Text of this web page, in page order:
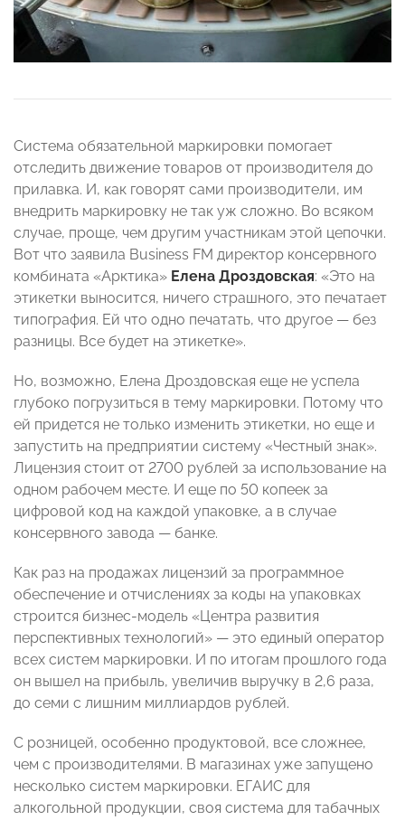
Система обязательной маркировки помогает
отследить движение товаров от производителя до
прилавка. И, как говорят сами производители, им
внедрить маркировку не так уж сложно. Во всяком
случае, проще, чем другим участникам этой цепочки.
Вот что заявила Business FM директор консервного
комбината «Арктика» Елена Дроздовская: «Это на
этикетки выносится, ничего страшного, это печатает
типография. Ей что одно печатать, что другое — без
разницы. Все будет на этикетке».
Но, возможно, Елена Дроздовская еще не успела
глубоко погрузиться в тему маркировки. Потому что
ей придется не только изменить этикетки, но еще и
запустить на предприятии систему «Честный знак».
Лицензия стоит от 2700 рублей за использование на
одном рабочем месте. И еще по 50 копеек за
цифровой код на каждой упаковке, а в случае
консервного завода — банке.
Как раз на продажах лицензий за программное
обеспечение и отчислениях за коды на упаковках
строится бизнес-модель «Центра развития
перспективных технологий» — это единый оператор
всех систем маркировки. И по итогам прошлого года
он вышел на прибыль, увеличив выручку в 2,6 раза,
до семи с лишним миллиардов рублей.
С розницей, особенно продуктовой, все сложнее,
чем с производителями. В магазинах уже запущено
несколько систем маркировки. ЕГАИС для
алкогольной продукции, своя система для табачных